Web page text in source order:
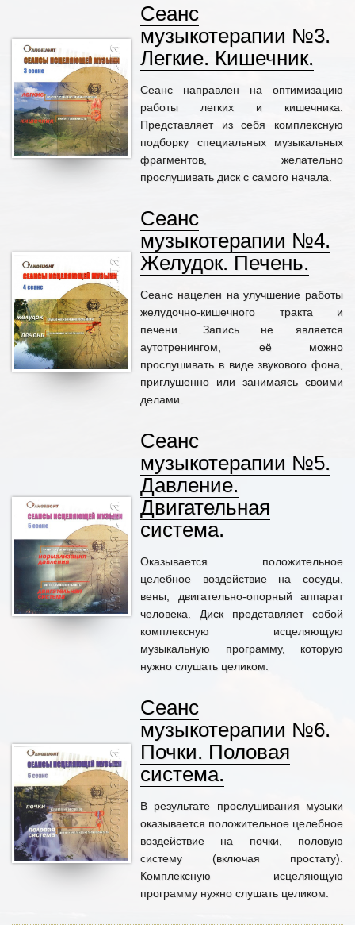
Сеанс
музыкотерапии №3.
Легкие. Кишечник.
Сеанс направлен на оптимизацию
работы легких и кишечника.
Представляет из себя комплексную
подборку специальных музыкальных
фрагментов, желательно
прослушивать диск с самого начала.
Сеанс
музыкотерапии №4.
Желудок. Печень.
Сеанс нацелен на улучшение работы
желудочно-кишечного тракта и
печени. Запись не является
аутотренингом, её можно
прослушивать в виде звукового фона,
приглушенно или занимаясь своими
делами.
Сеанс
музыкотерапии №5.
Давление.
Двигательная
система.
Оказывается положительное
целебное воздействие на сосуды,
вены, двигательно-опорный аппарат
человека. Диск представляет собой
комплексную исцеляющую
музыкальную программу, которую
нужно слушать целиком.
Сеанс
музыкотерапии №6.
Почки. Половая
система.
В результате прослушивания музыки
оказывается положительное целебное
воздействие на почки, половую
систему (включая простату).
Комплексную исцеляющую
программу нужно слушать целиком.